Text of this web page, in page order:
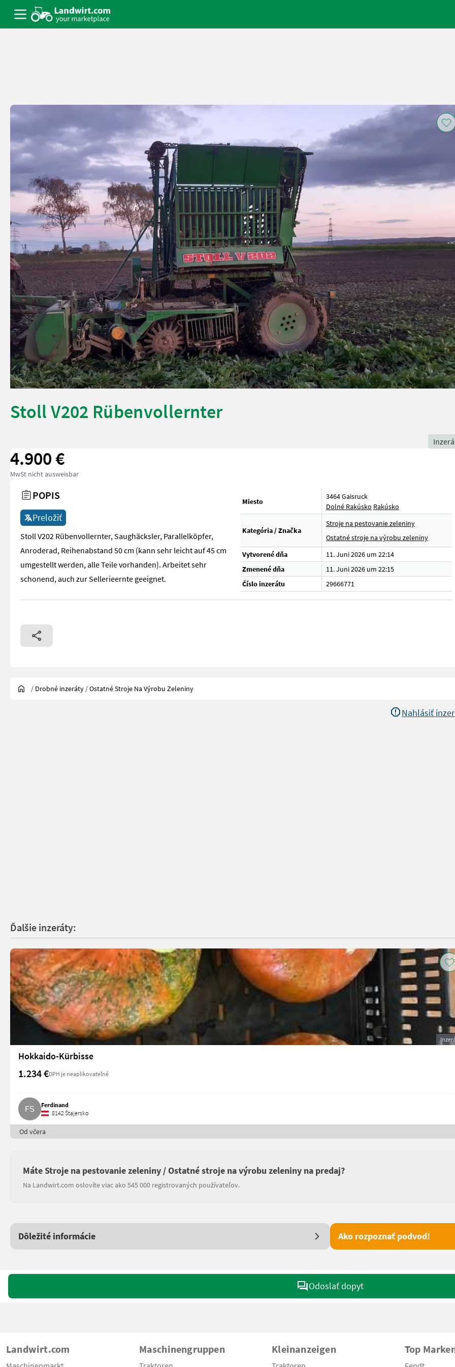
Stoll V202 Rübenvollernter
4.900 €
MwSt nicht ausweisbar
POPIS
Preložiť
Stoll V202 Rübenvollernter, Saughäcksler, Parallelköpfer,
Anroderad, Reihenabstand 50 cm (kann sehr leicht auf 45 cm
umgestellt werden, alle Teile vorhanden). Arbeitet sehr
schonend, auch zur Sellerieernte geeignet.
Miesto
3464 Gaisruck
Dolné Rakúsko Rakúsko
Kategória / Značka
Stroje na pestovanie zeleniny
Ostatné stroje na výrobu zeleniny
Vytvorené dňa
11. Juni 2026 um 22:14
Zmenené dňa
11. Juni 2026 um 22:15
Číslo inzerátu
29666771
/ Drobné inzeráty /Ostatné Stroje Na Výrobu Zeleniny
Nahlásiť
Ďalšie inzeráty:
Hokkaido-Kürbisse
1.234 €DPH je neaplikovateľné
Ferdinand
8142 Štajersko
Od včera
Máte Stroje na pestovanie zeleniny / Ostatné stroje na výrobu zeleniny na predaj?
Na Landwirt.com oslovíte viac ako 545 000 registrovaných používateľov.
Dôležité informácie Ako rozpoznať podvod!
Odoslať dopyt
Landwirt.com Maschinengruppen Kleinanzeigen Top